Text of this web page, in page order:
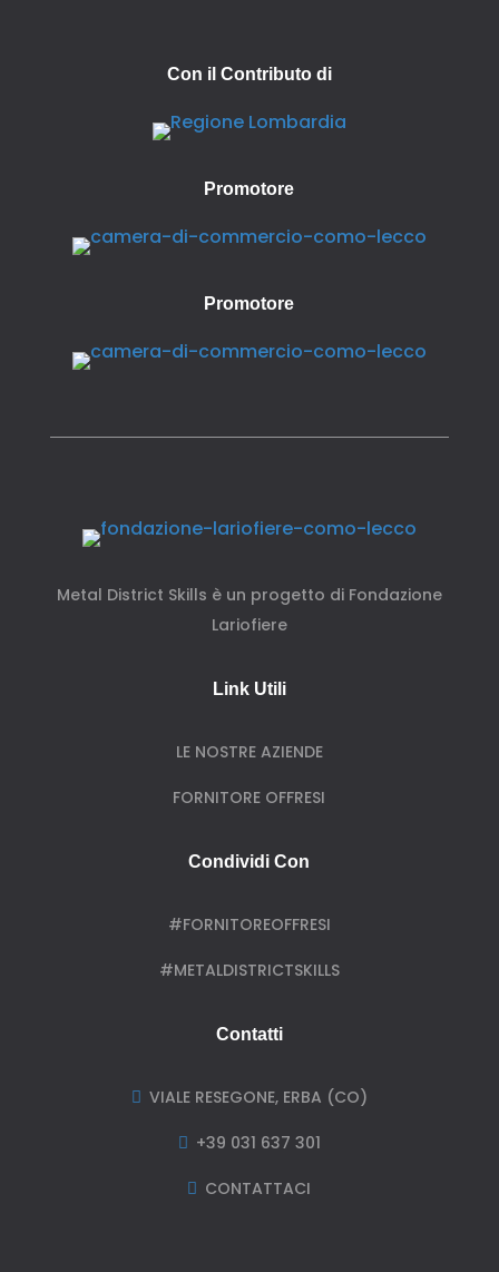
Con il Contributo di
Promotore
Promotore
Metal District Skills è un progetto di Fondazione
Lariofiere
Link Utili
LE NOSTRE AZIENDE
FORNITORE OFFRESI
Condividi Con
#FORNITOREOFFRESI
#METALDISTRICTSKILLS
Contatti
 VIALE RESEGONE, ERBA (CO)
 +39 031 637 301
 CONTATTACI